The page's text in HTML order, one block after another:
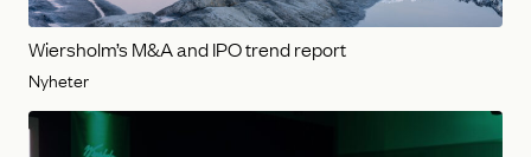
Wiersholm’s M&A and IPO trend report
Nyheter